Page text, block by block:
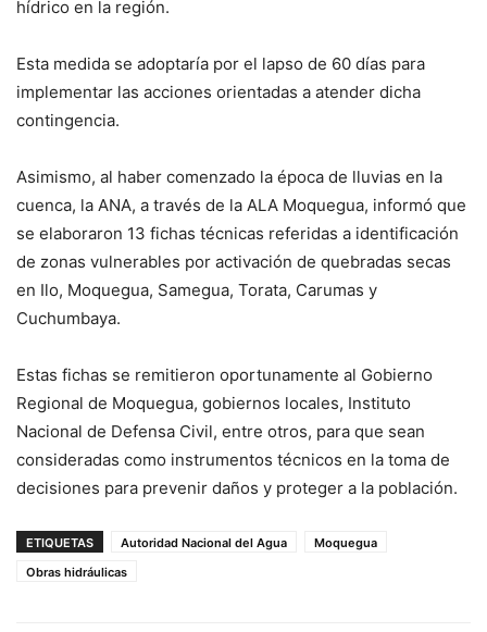
hídrico en la región.
Esta medida se adoptaría por el lapso de 60 días para
implementar las acciones orientadas a atender dicha
contingencia.
Asimismo, al haber comenzado la época de lluvias en la
cuenca, la ANA, a través de la ALA Moquegua, informó que
se elaboraron 13 fichas técnicas referidas a identificación
de zonas vulnerables por activación de quebradas secas
en Ilo, Moquegua, Samegua, Torata, Carumas y
Cuchumbaya.
Estas fichas se remitieron oportunamente al Gobierno
Regional de Moquegua, gobiernos locales, Instituto
Nacional de Defensa Civil, entre otros, para que sean
consideradas como instrumentos técnicos en la toma de
decisiones para prevenir daños y proteger a la población.
ETIQUETAS Autoridad Nacional del Agua
Moquegua
Obras hidráulicas